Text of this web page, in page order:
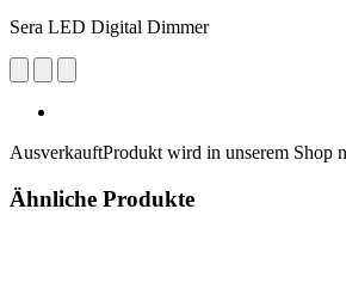
Sera LED Digital Dimmer
AusverkauftProdukt wird in unserem Shop
Ähnliche Produkte